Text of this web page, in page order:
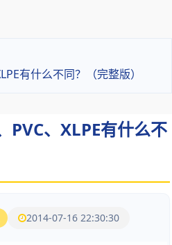
有什么不同？（完整版）
PVC、XLPE有什么不
2014-07-16 22:30:30